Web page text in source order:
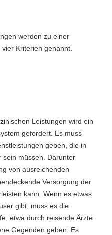
werden zu einer
Kriterien genannt.
Leistungen wird ein
gefordert. Es muss
geben, die in
müssen. Darunter
von ausreichenden
Versorgung der
kann. Wenn es etwas
gibt, muss es die
etwa durch reisende Ärzte
Gegenden geben. Es